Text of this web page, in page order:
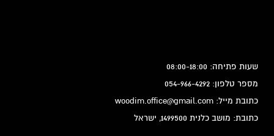
שעות פתיחה: 08:00-18:00
מספר טלפון: 054-966-4292
כתובת מייל: woodim.office@gmail.com
כתובת: מושב כלנית 1499500, ישראל